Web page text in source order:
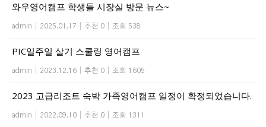
와우영어캠프 학생들 시장실 방문 뉴스~
admin 2025.01.17 추천 0 조회 538
PIC일주일 살기 스쿨링 영어캠프
admin 2023.12.16 추천 0 조회 1605
2023 고급리조트 숙박 가족영어캠프 일정이 확정되었습니다.
admin 2022.09.10 추천 0 조회 1311